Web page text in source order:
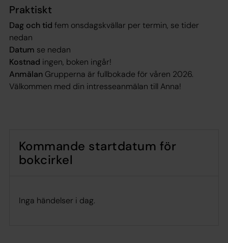
Praktiskt
Dag och tid fem onsdagskvällar per termin, se tider
nedan
Datum se nedan
Kostnad ingen, boken ingår!
Anmälan Grupperna är fullbokade för våren 2026.
Välkommen med din intresseanmälan till Anna!
Kommande startdatum för
bokcirkel
Inga händelser i dag.